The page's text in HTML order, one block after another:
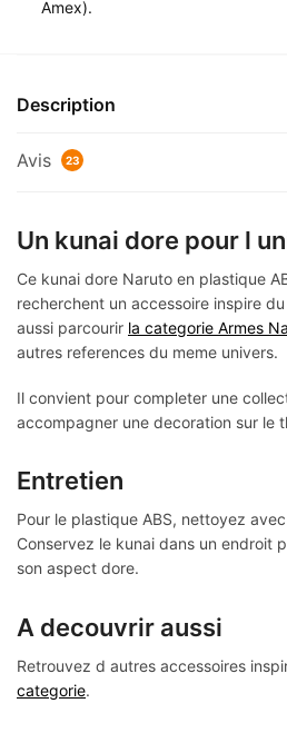
Amex).
Description
Avis 23
Un kunai dore pour l
Ce kunai dore Naruto en plastique
recherchent un accessoire inspire
aussi parcourir la categorie Armes
autres references du meme univers.
Il convient pour completer une
accompagner une decoration sur le
Entretien
Pour le plastique ABS, nettoyez
Conservez le kunai dans un endroit
son aspect dore.
A decouvrir aussi
Retrouvez d autres accessoires
categorie.